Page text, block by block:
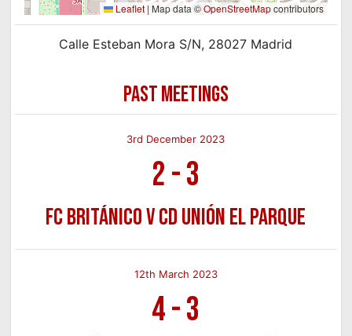
Leaflet | Map data ©OpenStreetMapcontributors
Calle Esteban Mora S/N, 28027 Madrid
PAST MEETINGS
3rd December 2023
2-3
FC Británico v CD Unión el Parque
12th March 2023
4-3